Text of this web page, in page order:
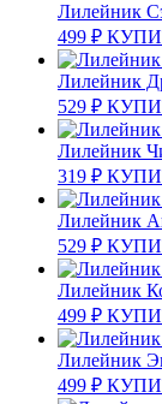
Лилейник
499 ₽
Лилейник
529 ₽
Лилейник
319 ₽
Лилейник
529 ₽
Лилейник
499 ₽
Лилейник
499 ₽